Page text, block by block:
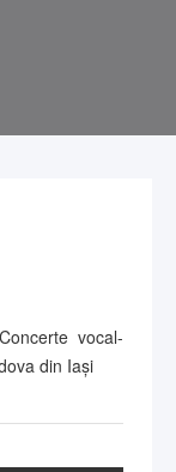
vocal-
din Iași